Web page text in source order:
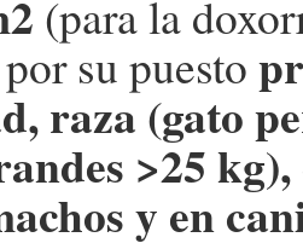
(para la
su puesto
raza (gato
>25 kg),
y en